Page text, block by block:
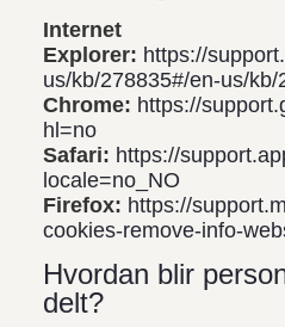
Internet
Explorer: https://
us/kb/278835#/en-us/kb/
Chrome: https://
hl=no
Safari: https://
locale=no_NO
Firefox: https://
cookies-remove-info-
Hvordan blir
delt?